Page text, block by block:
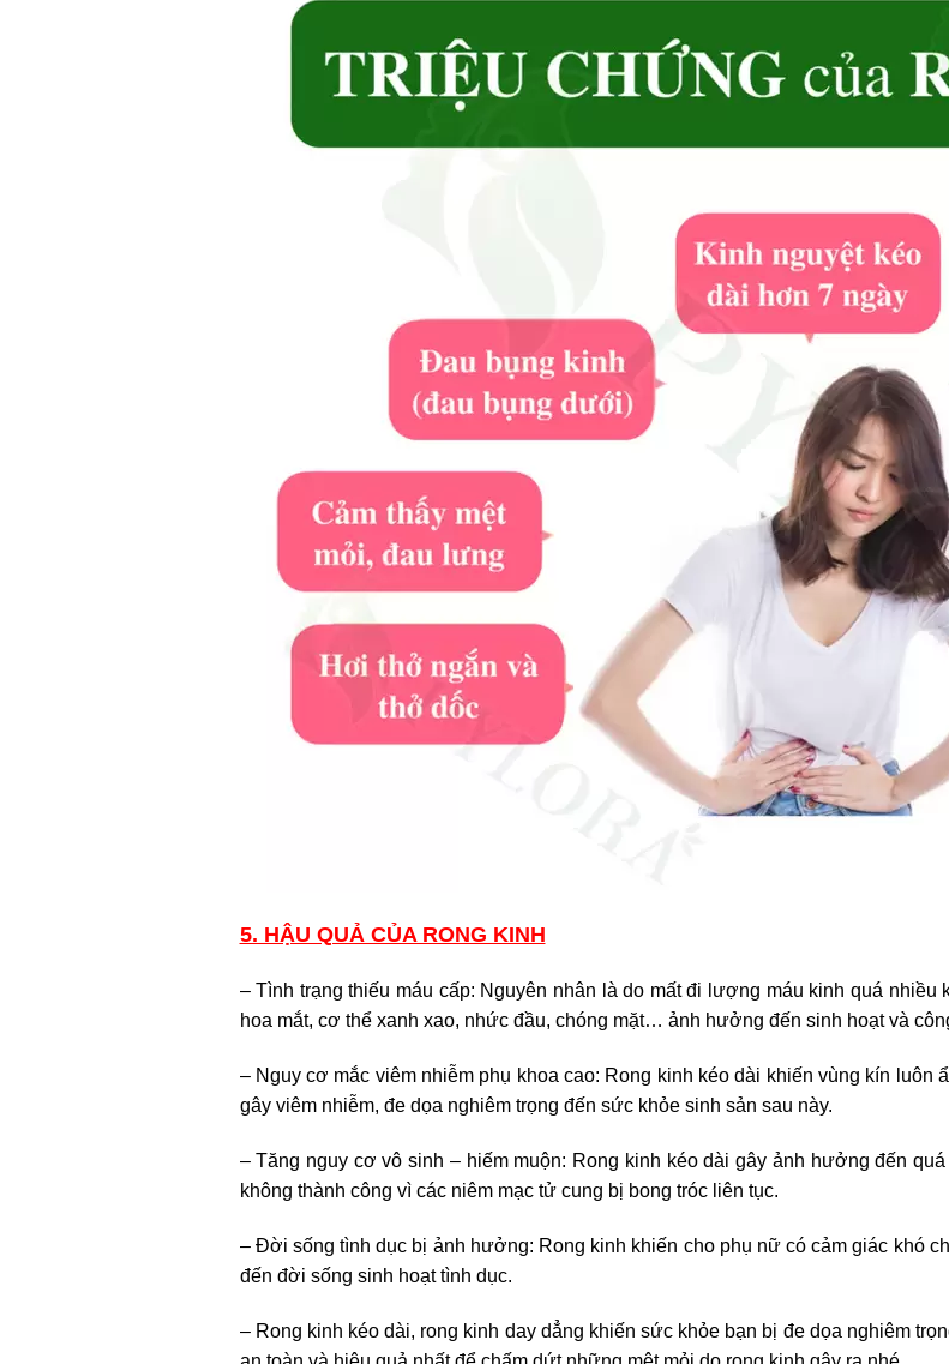
5. HẬU QUẢ CỦA RONG KINH
– Tình trạng thiếu máu cấp: Nguyên nhân là do mất đi lượng máu kinh quá
hoa mắt, cơ thể xanh xao, nhức đầu, chóng mặt… ảnh hưởng đến sinh hoạt và
– Nguy cơ mắc viêm nhiễm phụ khoa cao: Rong kinh kéo dài khiến vùng kín luôn
gây viêm nhiễm, đe dọa nghiêm trọng đến sức khỏe sinh sản sau này.
– Tăng nguy cơ vô sinh – hiếm muộn: Rong kinh kéo dài gây ảnh hưởng đến
không thành công vì các niêm mạc tử cung bị bong tróc liên tục.
– Đời sống tình dục bị ảnh hưởng: Rong kinh khiến cho phụ nữ có cảm giác khó
đến đời sống sinh hoạt tình dục.
– Rong kinh kéo dài, rong kinh day dẳng khiến sức khỏe bạn bị đe dọa nghiêm